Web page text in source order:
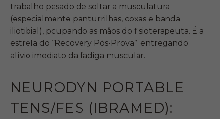
trabalho pesado de soltar a musculatura
(especialmente panturrilhas, coxas e banda
iliotibial), poupando as mãos do fisioterapeuta. É a
estrela do “Recovery Pós-Prova”, entregando
alívio imediato da fadiga muscular.
NEURODYN PORTABLE
TENS/FES (IBRAMED):